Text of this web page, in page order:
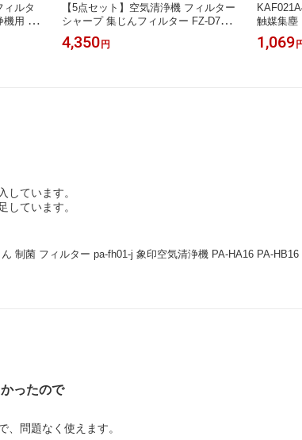
ィルタ
機用 フ
フィル
F-ZX
【5点セット】空気清浄機 フィルター
シャープ 集じんフィルター FZ-D70H
F 脱臭フィルター FZ-D70DF fz-f70df
使い捨てプレフィルター（6枚入）FZ-
4,350円
触媒集塵
イキン
ィルタ
1,069
しています。
しています。
制菌 フィルター pa-fh01-j 象印空気清浄機 PA-HA16 PA-
ったので
、問題なく使えます。